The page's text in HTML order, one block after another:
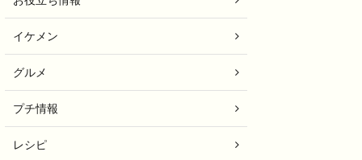
イケメン
グルメ
プチ情報
レシピ